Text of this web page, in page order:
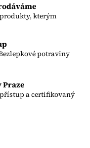
kterým
potraviny
Praze
a certifikovaný